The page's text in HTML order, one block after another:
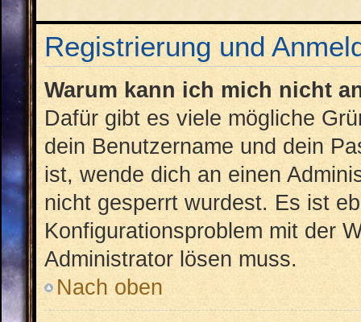
Registrierung und
Warum kann ich mich nicht
Dafür gibt es viele mögliche
dein Benutzername und dein
ist, wende dich an einen
nicht gesperrt wurdest. Es ist
Konfigurationsproblem mit der
Administrator lösen muss.
Nach oben